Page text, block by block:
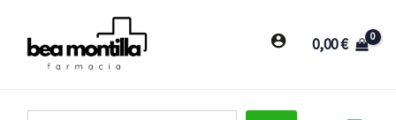
contenido
0,00€